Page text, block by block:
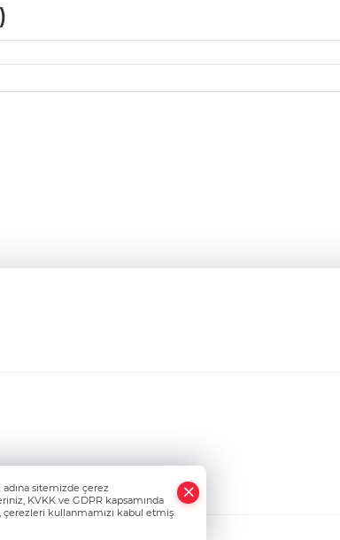
)
Bursa'nın
sitemizde çerez
KVKK ve GDPR kapsamında
kullanmamızı kabul etmiş